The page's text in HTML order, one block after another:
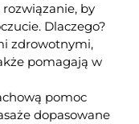
rozwiązanie, by
Dlaczego?
zdrowotnymi,
pomagają w
pomoc
dopasowane